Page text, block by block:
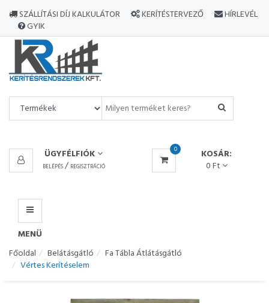
SZÁLLÍTÁSI DÍJ KALKULÁTOR KERÍTÉSTERVEZŐ
HÍRLEVÉL
GYIK
ÜGYFÉLFIÓK
BELÉPÉS/ REGISZTRÁCIÓ
0
KOSÁR:
0 Ft
MENÜ
MINDEN
TERMÉK
MENÜ
Főoldal Belátásgátló
Fa Tábla Átlátásgátló
Vértes Kerítéselem